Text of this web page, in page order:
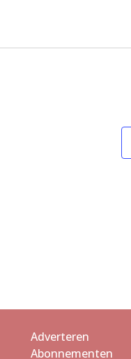
Adverteren
Abonnementen